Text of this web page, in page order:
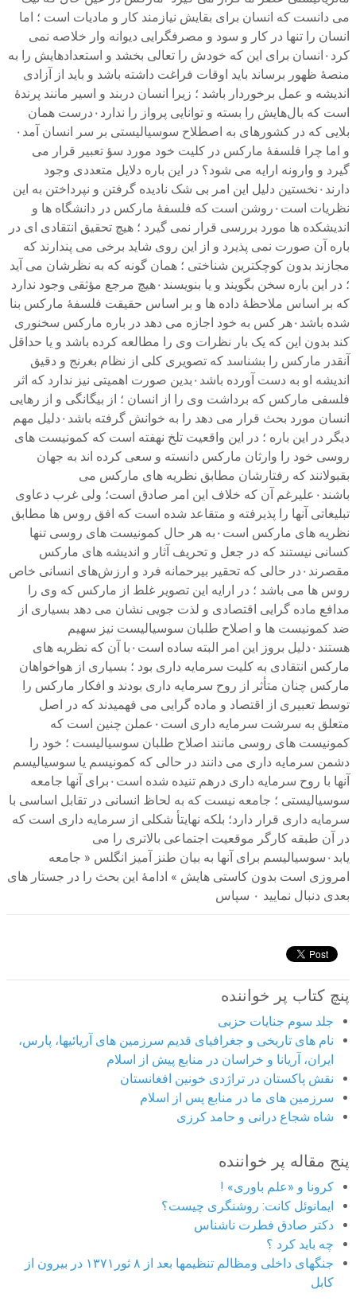
می دانست که انسان برای بقایش نیازمند کار و مادیات است ؛ اما
انسان را تنها در کار و سود و مصرفگرایی دیوانه وار خلاصه نمی
کرد۰انسان برای این که خودش را تعالی بخشد و استعدادهایش را به
منصهٔ ظهور برساند باید اوقات فراغت داشته باشد و باید از آزادی
اندیشه و عمل برخوردار باشد ؛ زیرا انسان دربند و اسیر مانند پرندهٔ
است که بال‌هایش را بسته و توانایی پرواز را ندارد۰درست همان
بلایی که در کشورهای به اصطلاح سوسیالیستی بر سر انسان آمد۰
و اما چرا فلسفهٔ مارکس در کلیت خود مورد سؤ تعبیر قرار می
گیرد و وارونه ارایه می شود؟ در این باره دلایل متعددی وجود
دارند۰نخستین دلیل این امر بی شک نادیده گرفتن و نپرداختن به این
نظریات است۰روشن است که فلسفهٔ مارکس در دانشگاه ها و
اندیشکده ها مورد بررسی قرار نمی گیرد ؛ هیچ تحقیق انتقادی ای در
باره آن صورت نمی پذیرد و از این روی شاید برخی می پندارند که
مجازند بدون کوچکترین شناختی ؛ همان گونه که به نظرشان می آید
؛ در این باره سخن بگویند و یا بنویسند۰هیچ مرجع مؤثقی وجود ندارد
که بر اساس ملاحظهٔ داده ها و بر اساس حقیقت فلسفهٔ مارکس بنا
شده باشد۰هر کس به خود اجازه می دهد در باره مارکس سخنوری
کند بدون این که یک بار نظرات وی را مطالعه کرده باشد و یا حداقل
آنقدر مارکس را بشناسد که تصویری کلی از نظام بغرنج و دقیق
اندیشه او به دست آورده باشد۰بدین صورت اهمیتی نیز ندارد که اثر
فلسفی مارکس که برداشت وی را از انسان ؛ از بیگانگی و از رهایی
انسان مورد بحث قرار می دهد را به خوانش گرفته باشد۰دلیل مهم
دیگر در این باره ؛ در این واقعیت تلخ نهفته است که کمونیست های
روسی خود را وارثان مارکس دانسته و سعی کرده اند به جهان
بقبولانند که رفتارشان مطابق نظریه های مارکس می
باشند۰علیرغم آن که خلاف این امر صادق است؛ ولی غرب دعاوی
تبلیغاتی آنها را پذیرفته و متقاعد شده است که افق روس ها مطابق
نظریه های مارکس است۰به هر حال کمونیست های روسی تنها
کسانی نیستند که در جعل و تحریف آثار و اندیشه های مارکس
مقصرند۰در حالی که تحقیر بیرحمانه فرد و ارزش‌های انسانی خاص
روس ها می باشد ؛ در ارایه این تصویر غلط از مارکس که وی را
مدافع ماده گرایی اقتصادی و لذت جویی نشان می دهد بسیاری از
ضد کمونیست ها و اصلاح طلبان سوسیالیست نیز سهیم
هستند۰دلیل بروز این امر البته ساده است۰با آن که نظریه های
مارکس انتقادی به کلیت سرمایه داری بود ؛ بسیاری از هواخواهان
مارکس چنان متأثر از روح سرمایه داری بودند و افکار مارکس را
توسط تعبیری از اقتصاد و ماده گرایی می فهمیدند که در اصل
متعلق به سرشت سرمایه داری است۰عملن چنین است که
کمونیست های روسی مانند اصلاح طلبان سوسیالیست ؛ خود را
دشمن سرمایه داری می دانند در حالی که کمونیسم یا سوسیالیسم
آنها با روح سرمایه داری درهم تنیده شده است۰برای آنها جامعه
سوسیالیستی ؛ جامعه نیست که به لحاظ انسانی در تقابل اساسی با
سرمایه داری قرار دارد؛ بلکه نهایتأ شکلی از سرمایه داری است که
در آن طبقه کارگر موقعیت اجتماعی بالاتری را می
یابد۰سوسیالیسم برای آنها به بیان طنز آمیز انگلس « جامعه
امروزی است بدون کاستی هایش » ادامهٔ این بحث را در جستار های
بعدی دنبال نمایید ۰ سپاس
پنچ کتاب پر خواننده
جلد سوم جنایات حزبی
نام های تاریخی و جغرافیای قدیم سرزمین های آریائیها، پارس،
ایران، آریانا و خراسان در منابع پیش از اسلام
نقش پاکستان در تراژدی خونین افغانستان
سرزمین های ما در منابع پس از اسلام
شاه شجاع درانی و حامد کرزی
پنج مقاله پر خواننده
کرونا و «علم باوری» !
ایمانوئل کانت: روشنگری چیست؟
دکتر صادق فطرت ناشناس
چه باید کرد ؟
جنگهای داخلی ومظالم تنظیمها بعد از ۸ ثور۱۳۷۱ در بیرون از
کابل